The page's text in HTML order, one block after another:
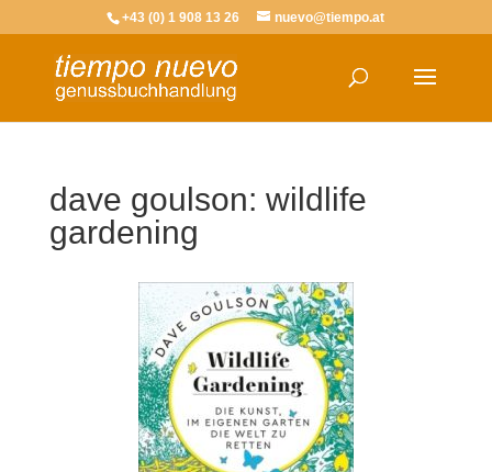
+43 (0) 1 908 13 26 nuevo@tiempo.at
dave goulson: wildlife
gardening